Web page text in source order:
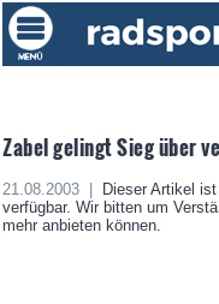
Zabel gelingt Sieg über
21.08.2003 |
Dieser Artikel
verfügbar. Wir bitten um
mehr anbieten können.